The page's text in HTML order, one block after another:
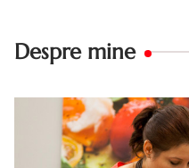
Despre mine